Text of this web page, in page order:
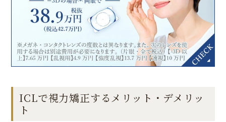
ICLで視力矯正するメリット・デメリッ
ト